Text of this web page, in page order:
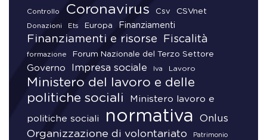
Controllo Coronavirus Csv CSVnet
Donazioni Ets Europa Finanziamenti
Finanziamenti e risorse Fiscalità
formazione Forum Nazionale del Terzo Settore
Governo Impresa sociale Iva Lavoro
Ministero del lavoro e delle
politiche sociali
Ministero lavoro e
politiche sociali normativa Onlus
Organizzazione di volontariato Patrimonio